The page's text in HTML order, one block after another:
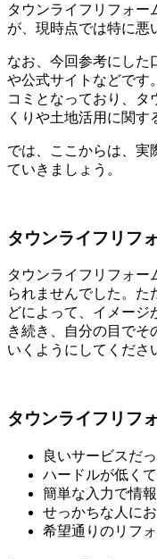
タウンライフリフォー
が、現時点では特に悪
なお、今回参考にした
や公式サイトなどです
コミとなっており、タ
くりや土地活用に関す
では、ここからは、実
ていきましょう。
タウンライフリフ
タウンライフリフォー
られませんでした。た
どによって、イメージ
き続き、自分の目でそ
いくようにしてくださ
タウンライフリフ
良いサービスだ
ハードルが低く
簡単な入力で情
せっかちな人に
希望通りのリフ